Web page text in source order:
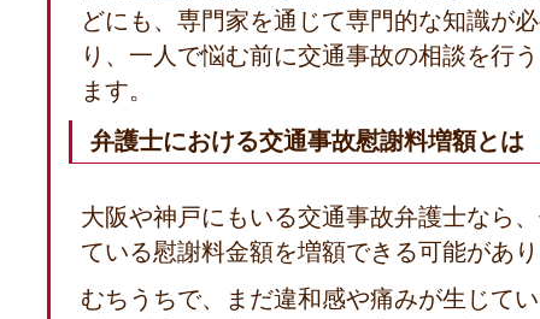
どにも、専門家を通じて専門的な知識が
り、一人で悩む前に交通事故の相談を行
ます。
弁護士における交通事故慰謝料増額とは
大阪や神戸にもいる交通事故弁護士なら
ている慰謝料金額を増額できる可能があ
むちうちで、まだ違和感や痛みが生じて